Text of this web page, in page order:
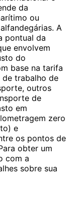
da
ou
A
pontual da
envolvem
do
base na tarifa
trabalho de
outros
de
em
zero
e
os pontos de
obter um
com a
sobre sua